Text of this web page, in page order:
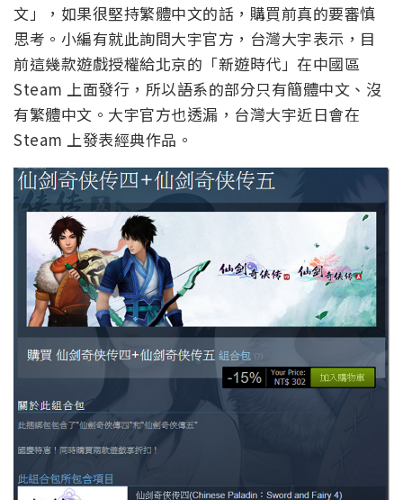
文」，如果很堅持繁體中文的話，購買前真的要審慎
思考。小編有就此詢問大宇官方，台灣大宇表示，目
前這幾款遊戲授權給北京的「新遊時代」在中國區
Steam 上面發行，所以語系的部分只有簡體中文、沒
有繁體中文。大宇官方也透漏，台灣大宇近日會在
Steam 上發表經典作品。